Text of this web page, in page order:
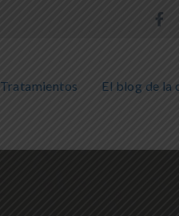
Tratamientos El blog de la